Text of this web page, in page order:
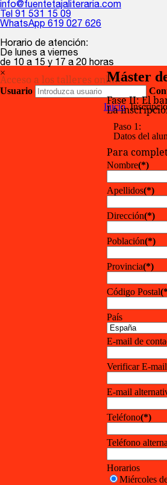
info@fuentetajaliteraria.com
Tel 91 531 15 09
WhatsApp 619 027 626
Horario de atención:
De lunes a viernes
de 10 a 15 y 17 a 20 horas
×
Acceso a los talleres online
Usuario
Inicio
Máster
Fase II: El
La
Paso 1:
Datos del
Para
Nombre(*)
Apellidos(*)
Dirección(*)
Población(*)
Provincia(*)
Código Postal
País
E-mail de
Verificar E-mail
E-mail
Teléfono(*)
Teléfono
Horarios
Miércoles